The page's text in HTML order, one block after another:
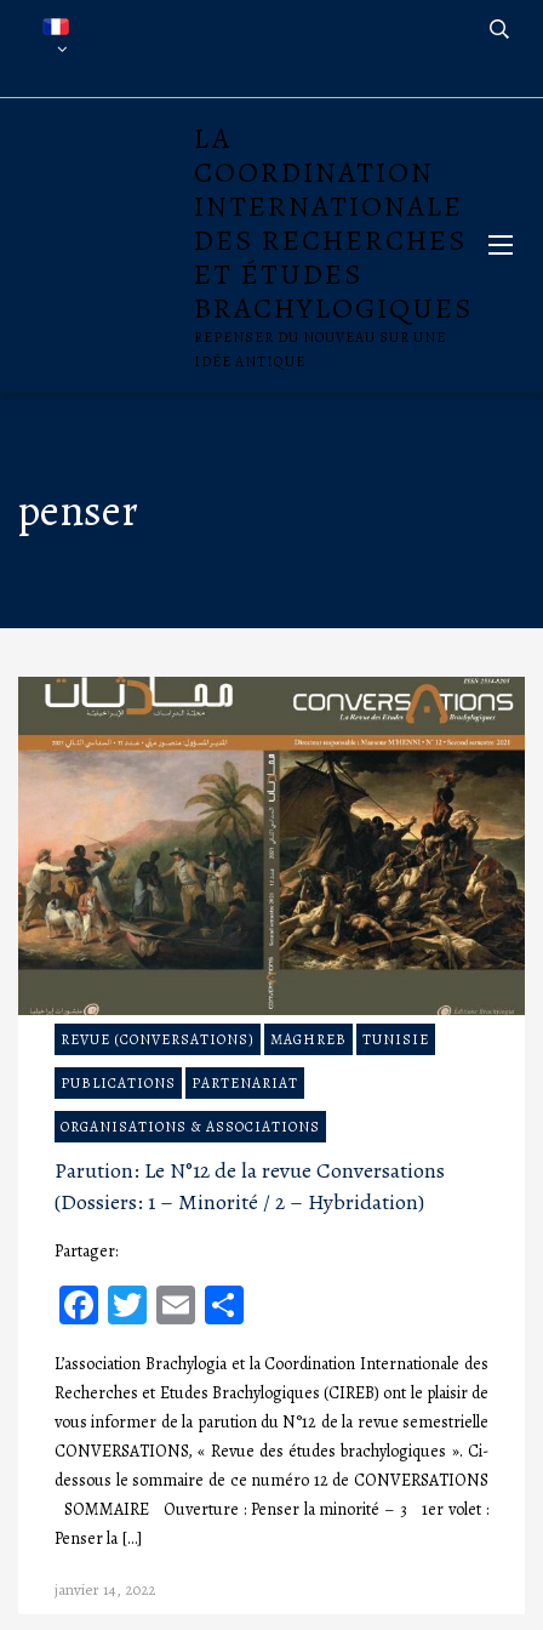
LA
COORDINATION
INTERNATIONALE
DES RECHERCHES
ET ÉTUDES
BRACHYLOGIQUES
REPENSER DU NOUVEAU SUR UNE
IDÉE ANTIQUE
penser
REVUE (CONVERSATIONS) MAGHREB TUNISIE
PUBLICATIONS PARTENARIAT
ORGANISATIONS & ASSOCIATIONS
Parution: Le N°12 de la revue Conversations
(Dossiers: 1 – Minorité / 2 – Hybridation)
Partager:
Facebook
Twitter
Email
L’association Brachylogia et la Coordination Internationale des
Recherches et Etudes Brachylogiques (CIREB) ont le plaisir de
vous informer de la parution du N°12 de la revue semestrielle
CONVERSATIONS, « Revue des études brachylogiques ». Ci-
dessous le sommaire de ce numéro 12 de CONVERSATIONS
SOMMAIRE Ouverture : Penser la minorité – 3 1er volet :
Penser la […]
janvier 14, 2022